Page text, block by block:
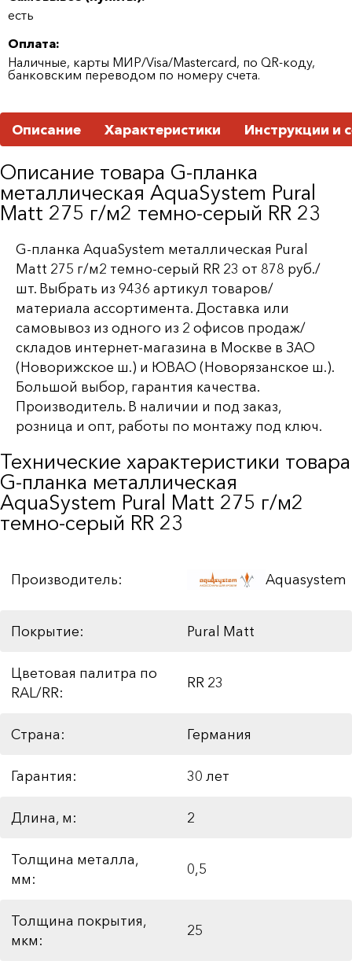
есть
Оплата:
Наличные, карты МИР/Visa/Mastercard, по QR-коду,
банковским переводом по номеру счета.
Описание Характеристики Инструкции и
Описание товара G-планка
металлическая AquaSystem Pural
Matt 275 г/м2 темно-серый RR 23
G-планка AquaSystem металлическая Pural
Matt 275 г/м2 темно-серый RR 23 от 878 руб./
шт. Выбрать из 9436 артикул товаров/
материала ассортимента. Доставка или
самовывоз из одного из 2 офисов продаж/
складов интернет-магазина в Москве в ЗАО
(Новорижское ш.) и ЮВАО (Новорязанское ш.).
Большой выбор, гарантия качества.
Производитель. В наличии и под заказ,
розница и опт, работы по монтажу под ключ.
Технические характеристики товара
G-планка металлическая
AquaSystem Pural Matt 275 г/м2
темно-серый RR 23
Производитель: Aquasystem
Покрытие: Pural Matt
Цветовая палитра по
RAL/RR:
RR 23
Страна: Германия
Гарантия: 30 лет
Длина, м: 2
Толщина металла,
мм:
0,5
Толщина покрытия,
мкм:
25